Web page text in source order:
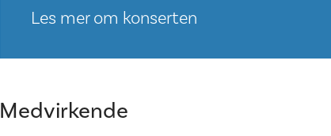
Les mer om konserten
Medvirkende